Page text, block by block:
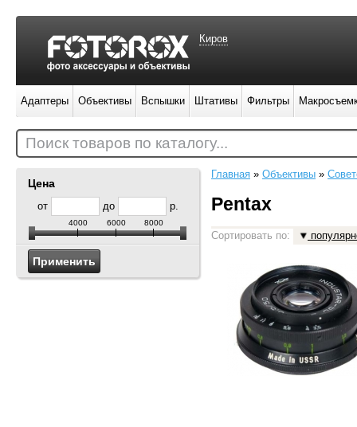
Цена
от до р.
4000 6000 8000
Главная » Объективы »
Pentax
Сортировать по:
Киров
Адаптеры Объективы Вспышки Штативы Фильтры
Поиск товаров по каталогу...